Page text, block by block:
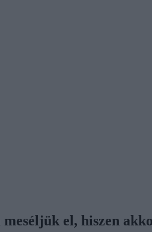
el, hiszen